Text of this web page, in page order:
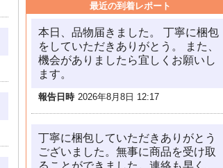
最近の到着レポート
本日、品物届きました。 丁寧に梱包
をしていただきありがとう。 また、
機会がありましたら宜しくお願いし
ます。
報告日時 2026年8月8日 12:17
丁寧に梱包していただきありがとう
ございました。無事に商品を受け取
ることができました。連絡も早く、